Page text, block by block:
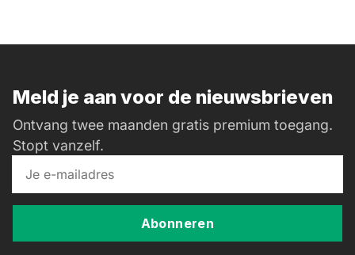
Meld je aan voor de nieuwsbrieven
Ontvang twee maanden gratis premium toegang.
Stopt vanzelf.
Abonneren